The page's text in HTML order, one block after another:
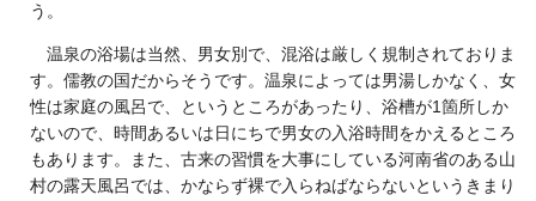
う。
温泉の浴場は当然、男女別で、混浴は厳しく規制されておりま
す。儒教の国だからそうです。温泉によっては男湯しかなく、女
性は家庭の風呂で、というところがあったり、浴槽が1箇所しか
ないので、時間あるいは日にちで男女の入浴時間をかえるところ
もあります。また、古来の習慣を大事にしている河南省のある山
村の露天風呂では、かならず裸で入らねばならないというきまり